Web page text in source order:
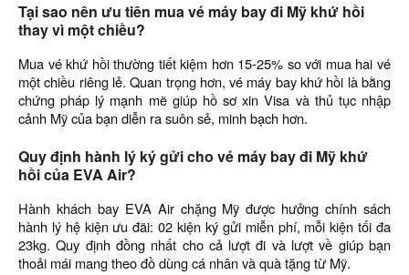
Tại sao nên ưu tiên mua vé máy bay đi Mỹ khứ hồi
thay vì một chiều?
Mua vé khứ hồi thường tiết kiệm hơn 15-25% so với mua hai vé
một chiều riêng lẻ. Quan trọng hơn, vé máy bay khứ hồi là bằng
chứng pháp lý mạnh mẽ giúp hồ sơ xin Visa và thủ tục nhập
cảnh Mỹ của bạn diễn ra suôn sẻ, minh bạch hơn.
Quy định hành lý ký gửi cho vé máy bay đi Mỹ khứ
hồi của EVA Air?
Hành khách bay EVA Air chặng Mỹ được hưởng chính sách
hành lý hệ kiện ưu đãi: 02 kiện ký gửi miễn phí, mỗi kiện tối đa
23kg. Quy định đồng nhất cho cả lượt đi và lượt về giúp bạn
thoải mái mang theo đồ dùng cá nhân và quà tặng từ Mỹ.